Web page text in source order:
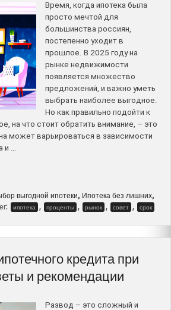
Время, когда ипотека была
просто мечтой для
большинства россиян,
постепенно уходит в
прошлое. В 2025 году на
рынке недвижимости
появляется множество
предложений, и важно уметь
выбрать наиболее выгодное.
Но как правильно подойти к
на что стоит обратить внимание, – это
может варьироваться в зависимости
и …
выгодной ипотеки, Ипотека без лишних,
ипотека , проценты , рынок , совет , срок
кредита при
и рекомендации
Развод – это сложный и